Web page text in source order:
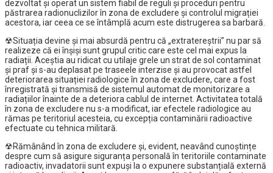
dezvoltat și operat un sistem fiabil de reguli și proceduri pentru
păstrarea radionuclizilor în zona de excludere și controlul migrației
acestora, iar ceea ce se întâmplă acum este distrugerea sa barbară.
☢Situația devine și mai absurdă pentru că „extratereștrii” nu par să
realizeze că ei înșiși sunt grupul critic care este cel mai expus la
radiații. Aceștia au ridicat cu utilaje grele un strat de sol contaminat
și praf și s-au deplasat pe traseele interzise și au provocat astfel
deteriorarea situației radiologice în zona de excludere, care a fost
înregistrată și transmisă de sistemul automat de monitorizare a
radiațiilor înainte de a deteriora cablul de internet. Activitatea totală
în zona de excludere nu s-a modificat, iar efectele radiologice au
rămas pe teritoriul acesteia, cu excepția contaminării radioactive
efectuate cu tehnica militară.
☢Rămânând în zona de excludere și, evident, neavând cunoștințe
despre cum să asigure siguranța personală în teritoriile contaminate
radioactiv, invadatorii sunt expuși la o expunere substanțială externă